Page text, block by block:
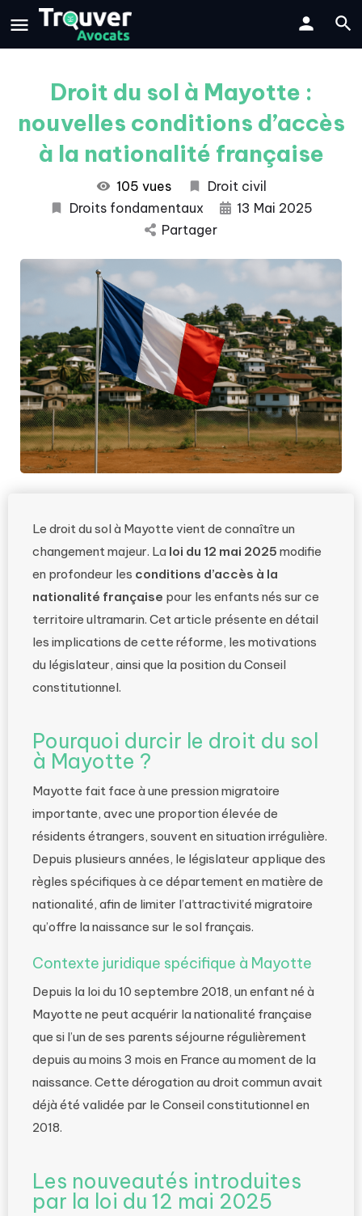
Droit du sol à Mayotte :
nouvelles conditions d’accès
à la nationalité française
105 vues
Droit civil
Droits fondamentaux
13 Mai 2025
Partager
Le droit du sol à Mayotte vient de connaître un
changement majeur. La loi du 12 mai 2025 modifie
en profondeur les conditions d’accès à la
nationalité française pour les enfants nés sur ce
territoire ultramarin. Cet article présente en détail
les implications de cette réforme, les motivations
du législateur, ainsi que la position du Conseil
constitutionnel.
Pourquoi durcir le droit du sol
à Mayotte ?
Mayotte fait face à une pression migratoire
importante, avec une proportion élevée de
résidents étrangers, souvent en situation irrégulière.
Depuis plusieurs années, le législateur applique des
règles spécifiques à ce département en matière de
nationalité, afin de limiter l’attractivité migratoire
qu’offre la naissance sur le sol français.
Contexte juridique spécifique à Mayotte
Depuis la loi du 10 septembre 2018, un enfant né à
Mayotte ne peut acquérir la nationalité française
que si l’un de ses parents séjourne régulièrement
depuis au moins 3 mois en France au moment de la
naissance. Cette dérogation au droit commun avait
déjà été validée par le Conseil constitutionnel en
2018.
Les nouveautés introduites
par la loi du 12 mai 2025